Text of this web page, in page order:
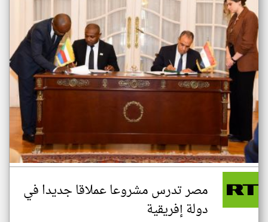
مصر تدرس مشروعا عملاقا جديدا في
دولة إفريقية